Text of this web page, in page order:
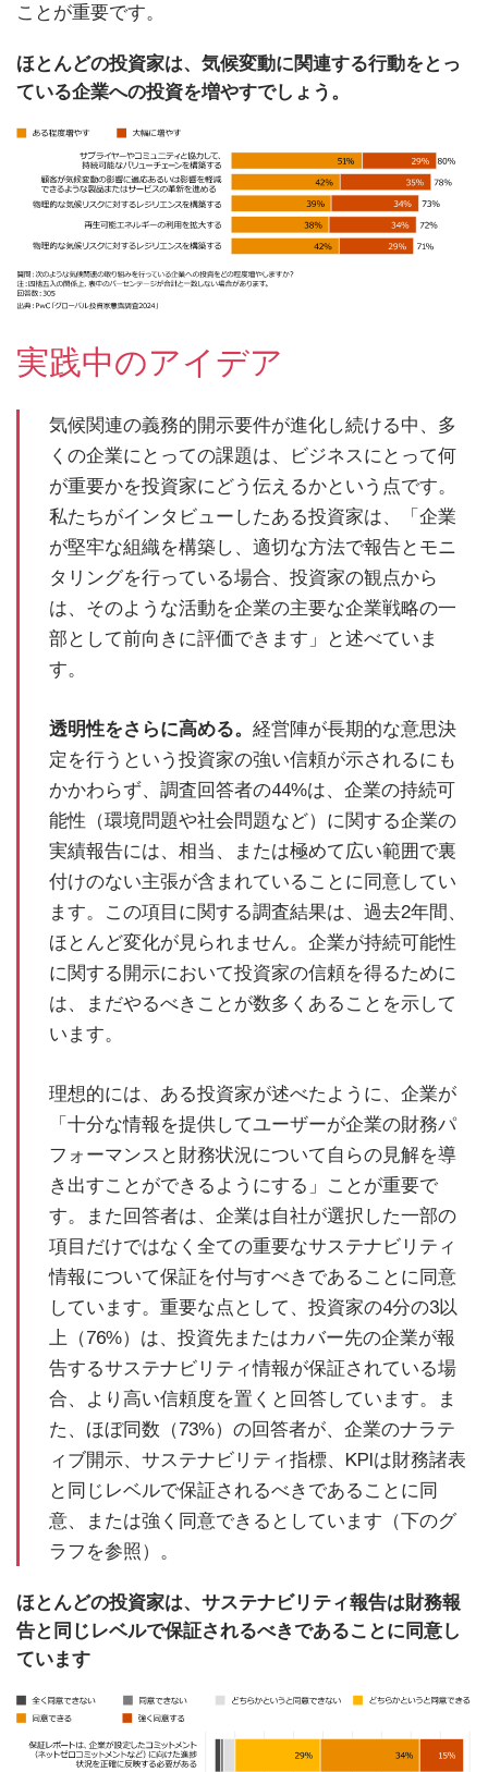
ことが重要です。
ほとんどの投資家は、気候変動に関連する行動をとっ
ている企業への投資を増やすでしょう。
実践中のアイデア
気候関連の義務的開示要件が進化し続ける中、多
くの企業にとっての課題は、ビジネスにとって何
が重要かを投資家にどう伝えるかという点です。
私たちがインタビューしたある投資家は、「企業
が堅牢な組織を構築し、適切な方法で報告とモニ
タリングを行っている場合、投資家の観点から
は、そのような活動を企業の主要な企業戦略の一
部として前向きに評価できます」と述べていま
す。
透明性をさらに高める。 経営陣が長期的な意思決
定を行うという投資家の強い信頼が示されるにも
かかわらず、調査回答者の44%は、企業の持続可
能性（環境問題や社会問題など）に関する企業の
実績報告には、相当、または極めて広い範囲で裏
付けのない主張が含まれていることに同意してい
ます。この項目に関する調査結果は、過去2年間、
ほとんど変化が見られません。企業が持続可能性
に関する開示において投資家の信頼を得るために
は、まだやるべきことが数多くあることを示して
います。
理想的には、ある投資家が述べたように、企業が
「十分な情報を提供してユーザーが企業の財務パ
フォーマンスと財務状況について自らの見解を導
き出すことができるようにする」ことが重要で
す。また回答者は、企業は自社が選択した一部の
項目だけではなく全ての重要なサステナビリティ
情報について保証を付与すべきであることに同意
しています。重要な点として、投資家の4分の3以
上（76%）は、投資先またはカバー先の企業が報
告するサステナビリティ情報が保証されている場
合、より高い信頼度を置くと回答しています。ま
た、ほぼ同数（73%）の回答者が、企業のナラテ
ィブ開示、サステナビリティ指標、KPIは財務諸表
と同じレベルで保証されるべきであることに同
意、または強く同意できるとしています（下のグ
ラフを参照）。
ほとんどの投資家は、サステナビリティ報告は財務報
告と同じレベルで保証されるべきであることに同意し
ています